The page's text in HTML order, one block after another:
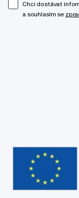
Chci dostávat
a souhlasím se